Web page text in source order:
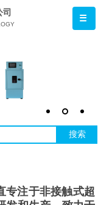
司
搜索
专注于非接触式超